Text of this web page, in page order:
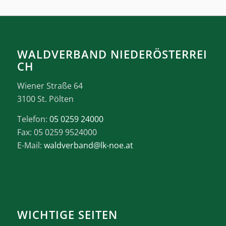
WALDVERBAND NIEDERÖSTERREI
CH
Wiener Straße 64
3100 St. Pölten
Telefon: 05 0259 24000
Fax: 05 0259 9524000
E-Mail: waldverband@lk-noe.at
WICHTIGE SEITEN